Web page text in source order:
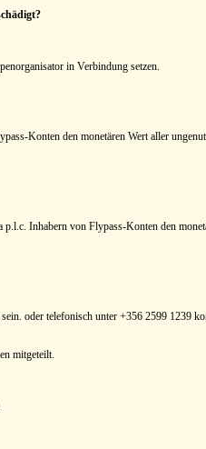
in Verbindung setzen.
Konten den monetären Wert aller
Inhabern von Flypass-Konten den
oder telefonisch unter +356 2599 1239
mitgeteilt.